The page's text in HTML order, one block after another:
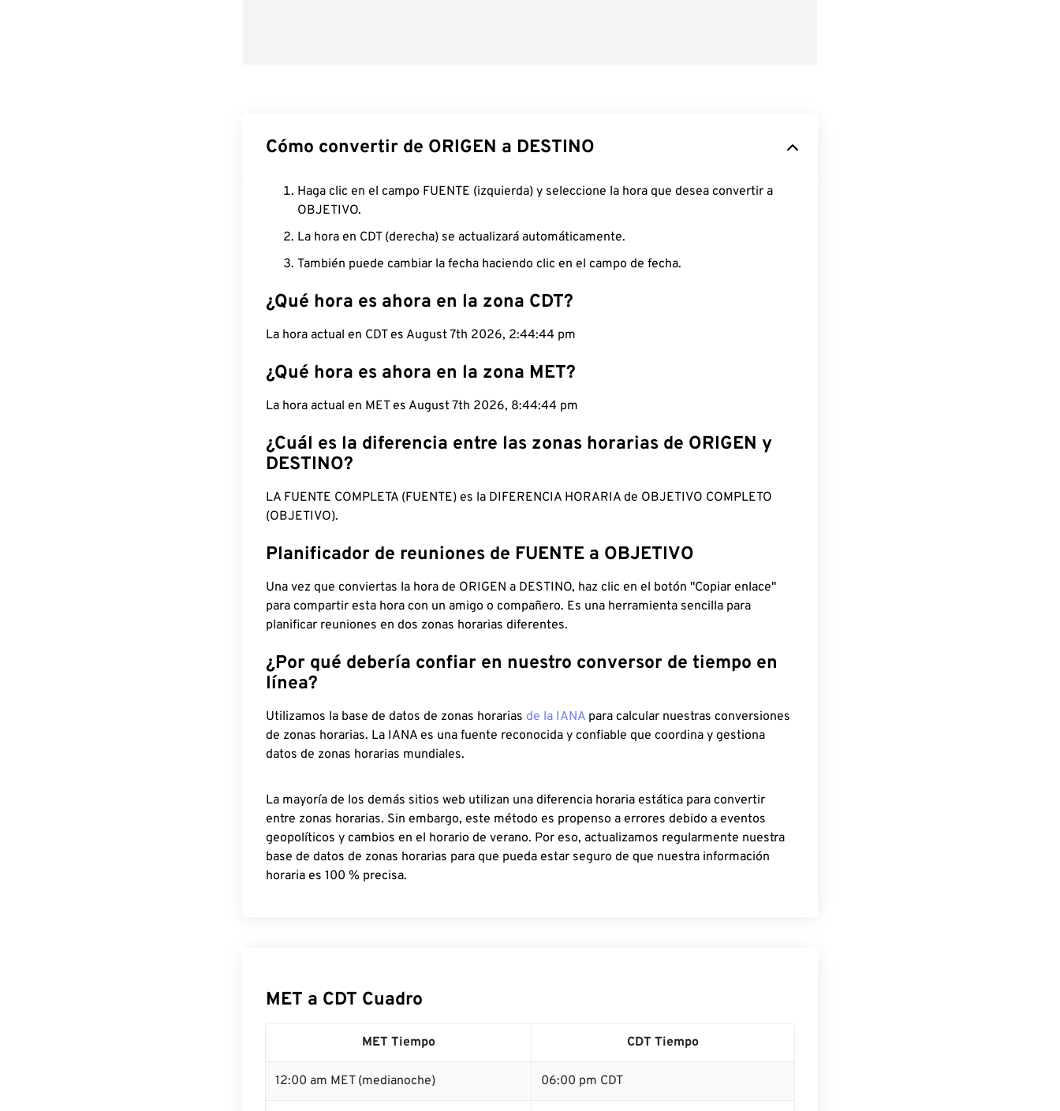
Cómo convertir de ORIGEN a DESTINO
Haga clic en el campo FUENTE (izquierda) y seleccione la hora que desea convertir a
OBJETIVO.
La hora en CDT (derecha) se actualizará automáticamente.
También puede cambiar la fecha haciendo clic en el campo de fecha.
¿Qué hora es ahora en la zona CDT?
La hora actual en CDT es August 7th 2026, 2:44:45 pm
¿Qué hora es ahora en la zona MET?
La hora actual en MET es August 7th 2026, 8:44:45 pm
¿Cuál es la diferencia entre las zonas horarias de ORIGEN y
DESTINO?
LA FUENTE COMPLETA (FUENTE) es la DIFERENCIA HORARIA de OBJETIVO COMPLETO
(OBJETIVO).
Planificador de reuniones de FUENTE a OBJETIVO
Una vez que conviertas la hora de ORIGEN a DESTINO, haz clic en el botón "Copiar enlace"
para compartir esta hora con un amigo o compañero. Es una herramienta sencilla para
planificar reuniones en dos zonas horarias diferentes.
¿Por qué debería confiar en nuestro conversor de tiempo en
línea?
Utilizamos la base de datos de zonas horarias de la IANA para calcular nuestras conversiones
de zonas horarias. La IANA es una fuente reconocida y confiable que coordina y gestiona
datos de zonas horarias mundiales.
La mayoría de los demás sitios web utilizan una diferencia horaria estática para convertir
entre zonas horarias. Sin embargo, este método es propenso a errores debido a eventos
geopolíticos y cambios en el horario de verano. Por eso, actualizamos regularmente nuestra
base de datos de zonas horarias para que pueda estar seguro de que nuestra información
horaria es 100 % precisa.
MET a CDT Cuadro
MET Tiempo CDT Tiempo
12:00 am MET (medianoche) 06:00 pm CDT